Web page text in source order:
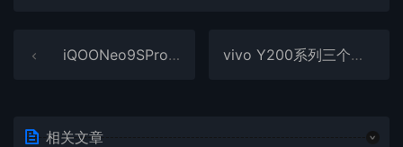
iQOONeo9SPro和iQOONeo9Pro哪个好 iQOONeo9SPro和iQOONeo9Pro区别介绍 vivo Y200系列三个版本有哪些区别 vivo Y200、vivo Y200t和vivo Y200 GT对比
相关文章